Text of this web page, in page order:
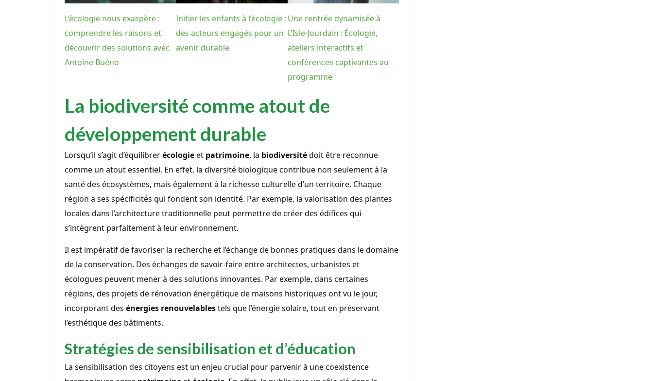
L’écologie nous exaspère :
comprendre les raisons et
découvrir des solutions avec
Antoine Buéno
Initier les enfants à l’écologie :
des acteurs engagés pour un
avenir durable
Une rentrée dynamisée à
L’Isle-Jourdain : Écologie,
ateliers interactifs et
conférences captivantes au
programme
La biodiversité comme atout de
développement durable
Lorsqu’il s’agit d’équilibrerécologieet patrimoine, la biodiversitédoit être reconnue
comme un atout essentiel. En effet, la diversité biologique contribue non seulement à la
santé des écosystèmes, mais également à la richesse culturelle d’un territoire. Chaque
région a ses spécificités qui fondent son identité. Par exemple, la valorisation des plantes
locales dans l’architecture traditionnelle peut permettre de créer des édifices qui
s’intègrent parfaitement à leur environnement.
Il est impératif de favoriser la recherche et l’échange de bonnes pratiques dans le domaine
de la conservation. Des échanges de savoir-faire entre architectes, urbanistes et
écologues peuvent mener à des solutions innovantes. Par exemple, dans certaines
régions, des projets de rénovation énergétique de maisons historiques ont vu le jour,
incorporant des énergies renouvelablestels que l’énergie solaire, tout en préservant
l’esthétique des bâtiments.
Stratégies de sensibilisation et d’éducation
La sensibilisation des citoyens est un enjeu crucial pour parvenir à une coexistence